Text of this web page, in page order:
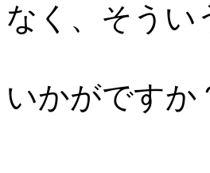
なく、そうい
いかがですか